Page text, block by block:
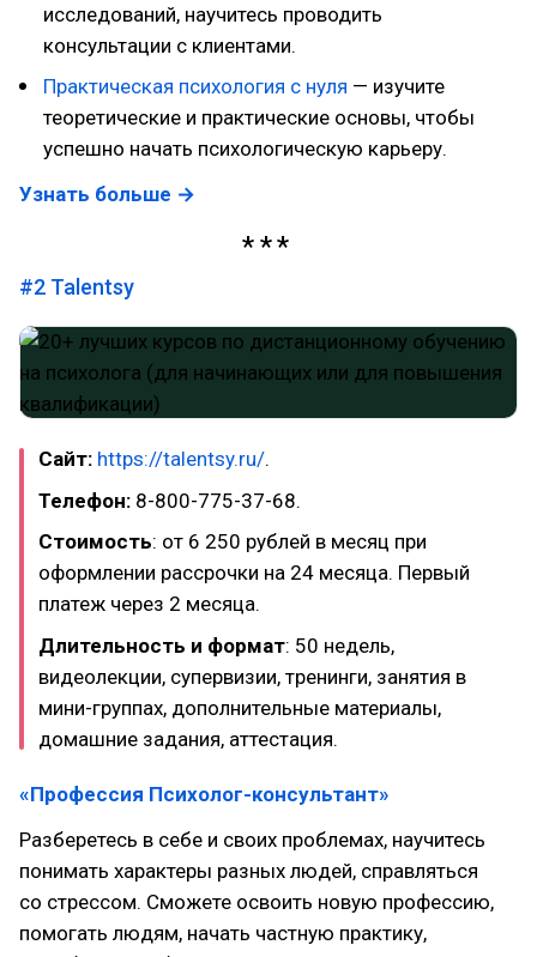
исследований, научитесь проводить
консультации с клиентами.
Практическая психология с нуля — изучите
теоретические и практические основы, чтобы
успешно начать психологическую карьеру.
Узнать больше →
#2 Talentsy
Сайт: https://talentsy.ru/.
Телефон: 8-800-775-37-68.
Стоимость: от 6 250 рублей в месяц при
оформлении рассрочки на 24 месяца. Первый
платеж через 2 месяца.
Длительность и формат: 50 недель,
видеолекции, супервизии, тренинги, занятия в
мини-группах, дополнительные материалы,
домашние задания, аттестация.
«Профессия Психолог-консультант»
Разберетесь в себе и своих проблемах, научитесь
понимать характеры разных людей, справляться
со стрессом. Сможете освоить новую профессию,
помогать людям, начать частную практику,